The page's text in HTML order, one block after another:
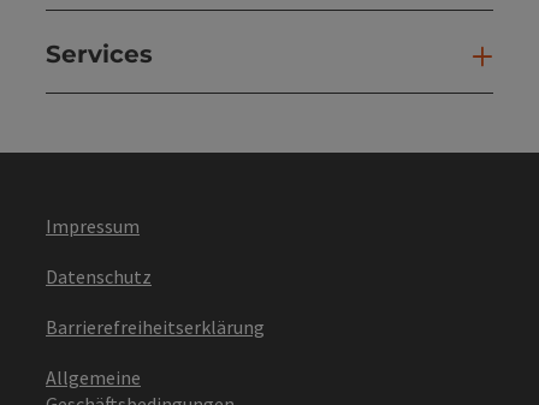
Services
Impressum
Datenschutz
Barrierefreiheitserklärung
Allgemeine